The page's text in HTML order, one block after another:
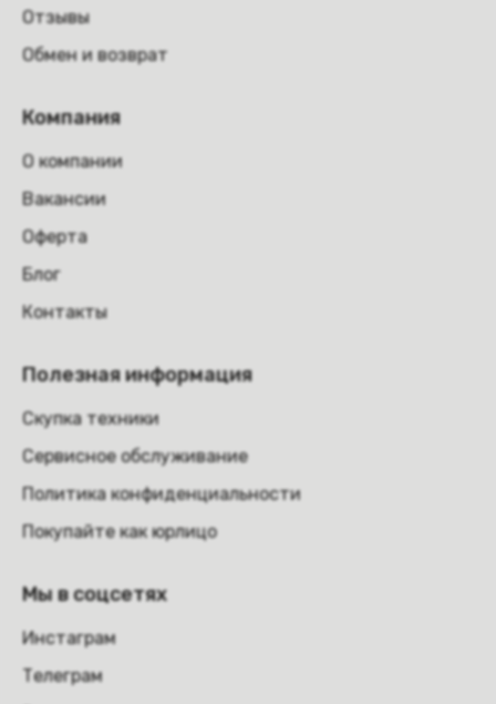
Отзывы
Обмен и возврат
Компания
О компании
Вакансии
Оферта
Блог
Контакты
Полезная информация
Скупка техники
Сервисное обслуживание
Политика конфиденциальности
Покупайте как юрлицо
Мы в соцсетях
Инстаграм
Телеграм